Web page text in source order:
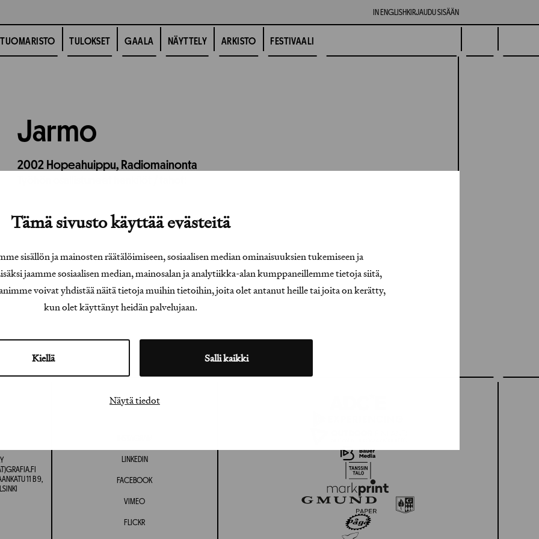
Tämä sivusto käyttää evästeitä
sisällön ja mainosten räätälöimiseen, sosiaalisen median ominaisuuksien tukemiseen ja
jaamme sosiaalisen median, mainosalan ja analytiikka-alan kumppaneillemme tietoja siitä,
voivat yhdistää näitä tietoja muihin tietoihin, joita olet antanut heille tai joita on kerätty,
kun olet käyttänyt heidän palvelujaan.
Kiellä Salli kaikki
Näytä tiedot
IN ENGLISH KIRJAUDU SISÄÄN
TUOMARISTO TULOKSET GAALA NÄYTTELY ARKISTO FESTIVAALI
Jarmo
2002 Hopeahuippu, Radiomainonta
11 B 9,
LINKEDIN
FACEBOOK
VIMEO
FLICKR